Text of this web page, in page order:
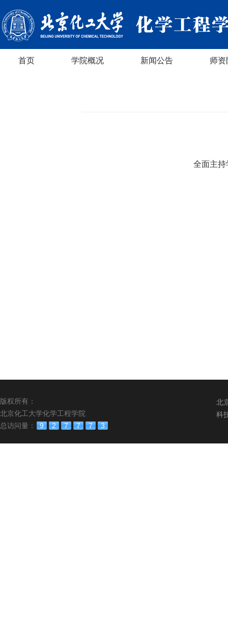
首页 学院概况 新闻公告 师资
全面主持
版权所有：
北京化工大学化学工程学院
总访问量：
9 2 7 7 7 3
北
科